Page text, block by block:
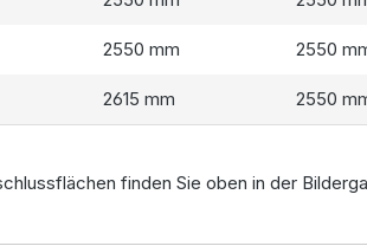
2550 mm 2550
2615 mm 2550
finden Sie oben in der